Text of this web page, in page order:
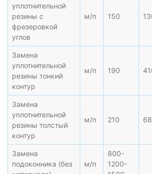
уплотнительной
резины с
фрезеровкой
углов
м/п 150
Замена
уплотнительной
резины тонкий
контур
м/п 190
Замена
уплотнительной
резины толстый
контур
м/п 210
Замена
подоконника (без
м/п
800-
1200-